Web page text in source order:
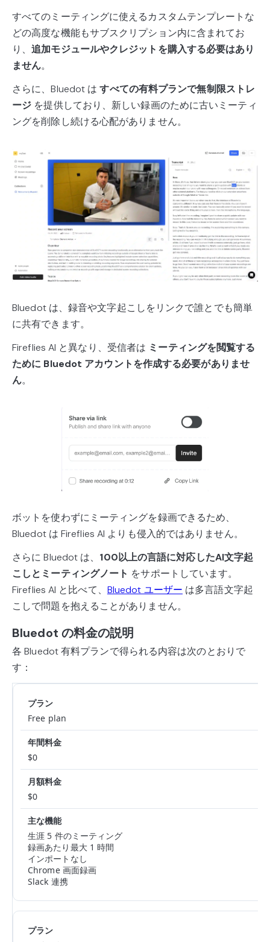
すべてのミーティングに使えるカスタムテンプレートな
どの高度な機能もサブスクリプション内に含まれてお
り、追加モジュールやクレジットを購入する必要はあり
ません。
さらに、Bluedot はすべての有料プランで無制限ストレ
ージ を提供しており、新しい録画のために古いミーティ
ングを削除し続ける心配がありません。
Bluedot は、録音や文字起こしをリンクで誰とでも簡単
に共有できます。
Fireflies AI と異なり、受信者は ミーティングを閲覧する
ために Bluedot アカウントを作成する必要がありませ
ん。
ボットを使わずにミーティングを録画できるため、
Bluedot は Fireflies AI よりも侵入的ではありません。
さらに Bluedot は、 100以上の言語に対応したAI文字起
こしとミーティングノート をサポートしています。
Fireflies AI と比べて、 Bluedot ユーザー は多言語文字起
こしで問題を抱えることがありません。
Bluedot の料金の説明
各 Bluedot 有料プランで得られる内容は次のとおりで
す：
Free plan
$0
$0
生涯 5 件のミーティング
録画あたり最大 1 時間
インポートなし
Chrome 画面録画
Slack 連携